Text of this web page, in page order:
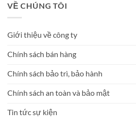
VỀ CHÚNG TÔI
Giới thiệu về công ty
Chính sách bán hàng
Chính sách bảo trì, bảo hành
Chính sách an toàn và bảo mật
Tin tức sự kiện